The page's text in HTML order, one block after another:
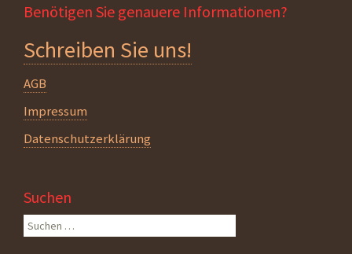
Benötigen Sie genauere Informationen?
Schreiben Sie uns!
AGB
Impressum
Datenschutzerklärung
Suchen
Suchen
nach: